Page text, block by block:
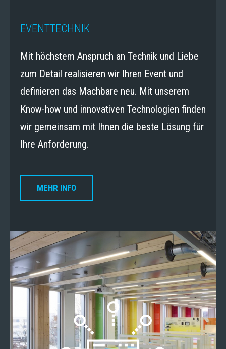
EVENTTECHNIK
Mit höchstem Anspruch an Technik und Liebe
zum Detail realisieren wir Ihren Event und
definieren das Machbare neu. Mit unserem
Know-how und innovativen Technologien finden
wir gemeinsam mit Ihnen die beste Lösung für
Ihre Anforderung.
MEHR INFO